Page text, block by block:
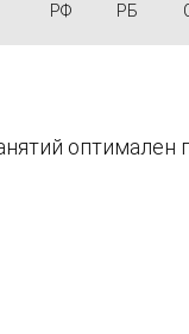
РФ РБ
оптимален